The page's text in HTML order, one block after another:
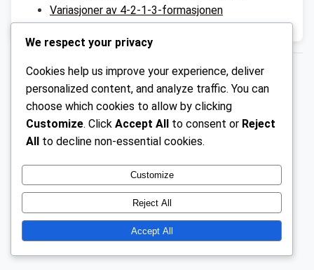
Variasjoner av 4-2-1-3-formasjonen
© 2026 gd-nett.no. GPL v2 or later
We respect your privacy
Cookies help us improve your experience, deliver
personalized content, and analyze traffic. You can
choose which cookies to allow by clicking
Customize. Click Accept All to consent or Reject
All to decline non-essential cookies.
Customize
Reject All
Accept All